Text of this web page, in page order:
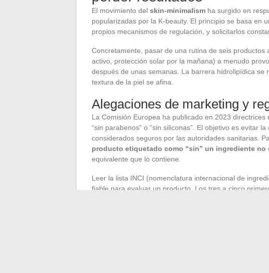
El movimiento del skin-minimalism ha surgido en
popularizadas por la K-beauty. El principio se basa en
propios mecanismos de regulación, y solicitarlos
Concretamente, pasar de una rutina de seis productos
activo, protección solar por la mañana) a menudo
después de unas semanas. La barrera hidrolipídica se
textura de la piel se afina.
Alegaciones de marketing y
La Comisión Europea ha publicado en 2023
“sin parabenos” o “sin siliconas”. El objetivo es evitar
considerados seguros por las autoridades sanitarias.
producto etiquetado como “sin” un ingrediente no
equivalente que lo contiene.
Leer la lista INCI (nomenclatura internacional de
fiable para evaluar un producto. Los tres a cinco